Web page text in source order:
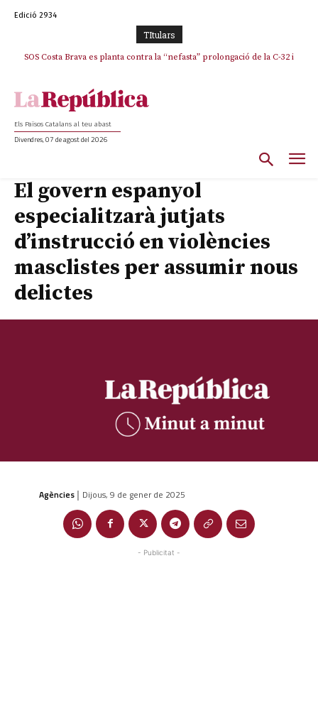
Edició 2934
TItulars
SOS Costa Brava es planta contra la “nefasta” prolongació de la C-32 i
La memòria viva de Josep Sunyol uneix l’esport i la cultura en un emotiu
Els Països Catalans al teu abast
Divendres, 07 de agost del 2026
El govern espanyol
especialitzarà jutjats
d’instrucció en violències
masclistes per assumir nous
delictes
Agències | Dijous, 9 de gener de 2025
- Publicitat -